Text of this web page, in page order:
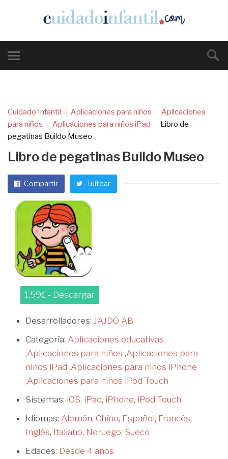
Cuidado Infantil Aplicaciones para niños
Aplicaciones
para niños
Aplicaciones para niños iPad
Libro de
pegatinas Buildo Museo
Libro de pegatinas Buildo Museo
Compartir Tuitear
1,59€ - Descargar
Desarrolladores: JAJDO AB
Categoría: Aplicaciones educativas
,Aplicaciones para niños ,Aplicaciones para
niños iPad ,Aplicaciones para niños iPhone
,Aplicaciones para niños iPod Touch
Sistemas: iOS, iPad, iPhone, iPod Touch
Idiomas: Alemán, Chino, Español, Francés,
Inglés, Italiano, Noruego, Sueco
Edades: Desde 4 años